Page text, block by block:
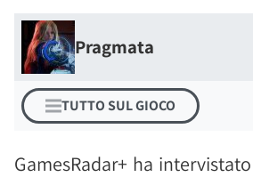
Pragmata
TUTTO SUL GIOCO
GamesRadar+ ha